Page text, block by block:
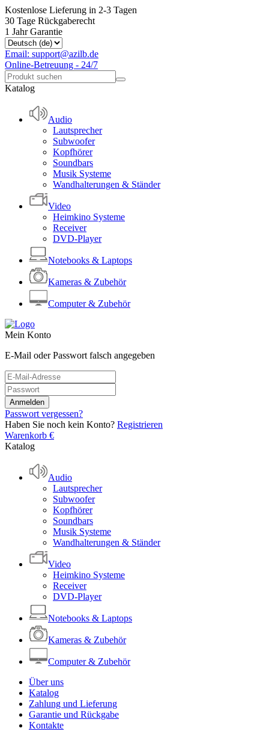
Kostenlose Lieferung in 2-3 Tagen
30 Tage Rückgaberecht
1 Jahr Garantie
Email: support@azilb.de
Online-Betreuung - 24/7
Katalog
Audio
Lautsprecher
Subwoofer
Kopfhörer
Soundbars
Musik Systeme
Wandhalterungen & Ständer
Video
Heimkino Systeme
Receiver
DVD-Player
Notebooks & Laptops
Kameras & Zubehör
Computer & Zubehör
Mein Konto
E-Mail oder Passwort falsch angegeben
Passwort vergessen?
Haben Sie noch kein Konto? Registrieren
Warenkorb €
Katalog
Audio
Lautsprecher
Subwoofer
Kopfhörer
Soundbars
Musik Systeme
Wandhalterungen & Ständer
Video
Heimkino Systeme
Receiver
DVD-Player
Notebooks & Laptops
Kameras & Zubehör
Computer & Zubehör
Über uns
Katalog
Zahlung und Lieferung
Garantie und Rückgabe
Kontakte